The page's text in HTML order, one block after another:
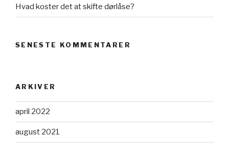
Hvad koster det at skifte dørlåse?
SENESTE KOMMENTARER
ARKIVER
april 2022
august 2021